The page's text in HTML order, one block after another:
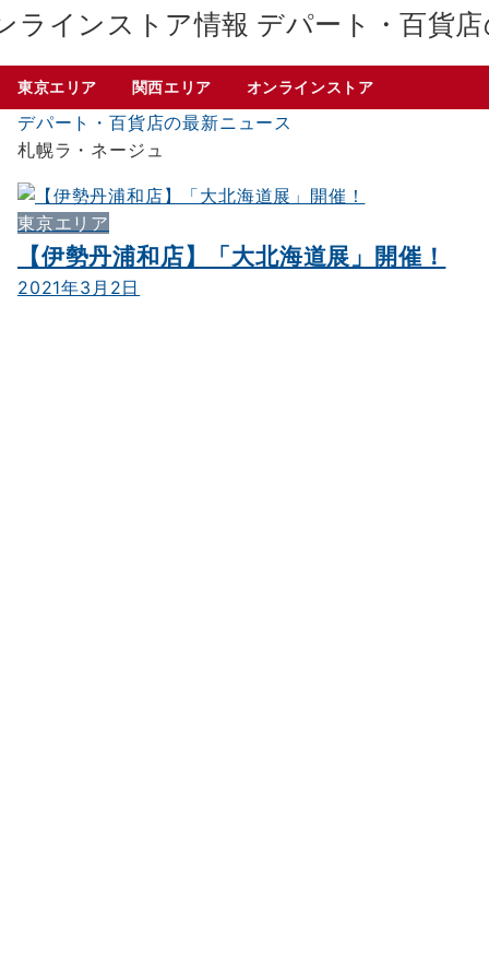
デパート・百貨
東京エリア 関西エリア オンラインストア
デパート・百貨店の最新ニュース
札幌ラ・ネージュ
東京エリア
【伊勢丹浦和店】「大北海道展」開催！
2021年3月2日